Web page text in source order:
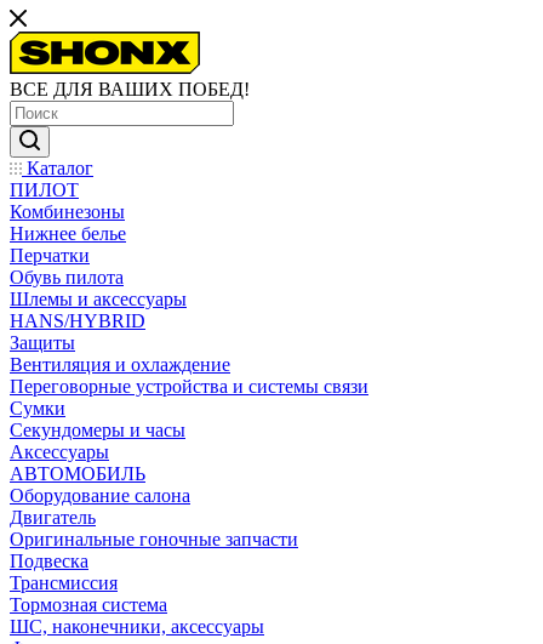
ВСЕ ДЛЯ ВАШИХ ПОБЕД!
Каталог
ПИЛОТ
Комбинезоны
Нижнее белье
Перчатки
Обувь пилота
Шлемы и аксессуары
HANS/HYBRID
Защиты
Вентиляция и охлаждение
Переговорные устройства и системы связи
Сумки
Секундомеры и часы
Аксессуары
АВТОМОБИЛЬ
Оборудование салона
Двигатель
Оригинальные гоночные запчасти
Подвеска
Трансмиссия
Тормозная система
ШС, наконечники, аксессуары